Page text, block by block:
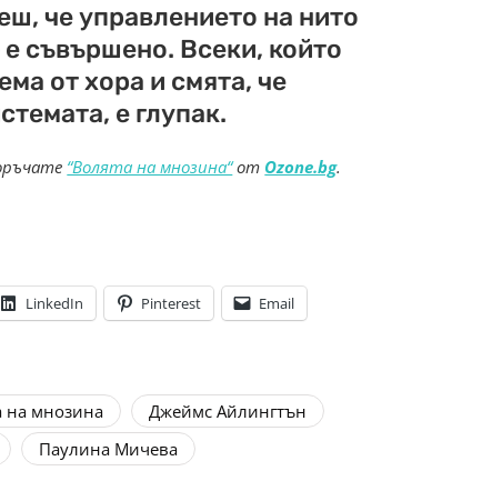
че управлението на нито
съвършено. Всеки, който
от хора и смята, че
е глупак.
“Волята на мнозина“от Ozone.bg.
LinkedIn Pinterest Email
на мнозина
Джеймс Айлингтън
Паулина Мичева